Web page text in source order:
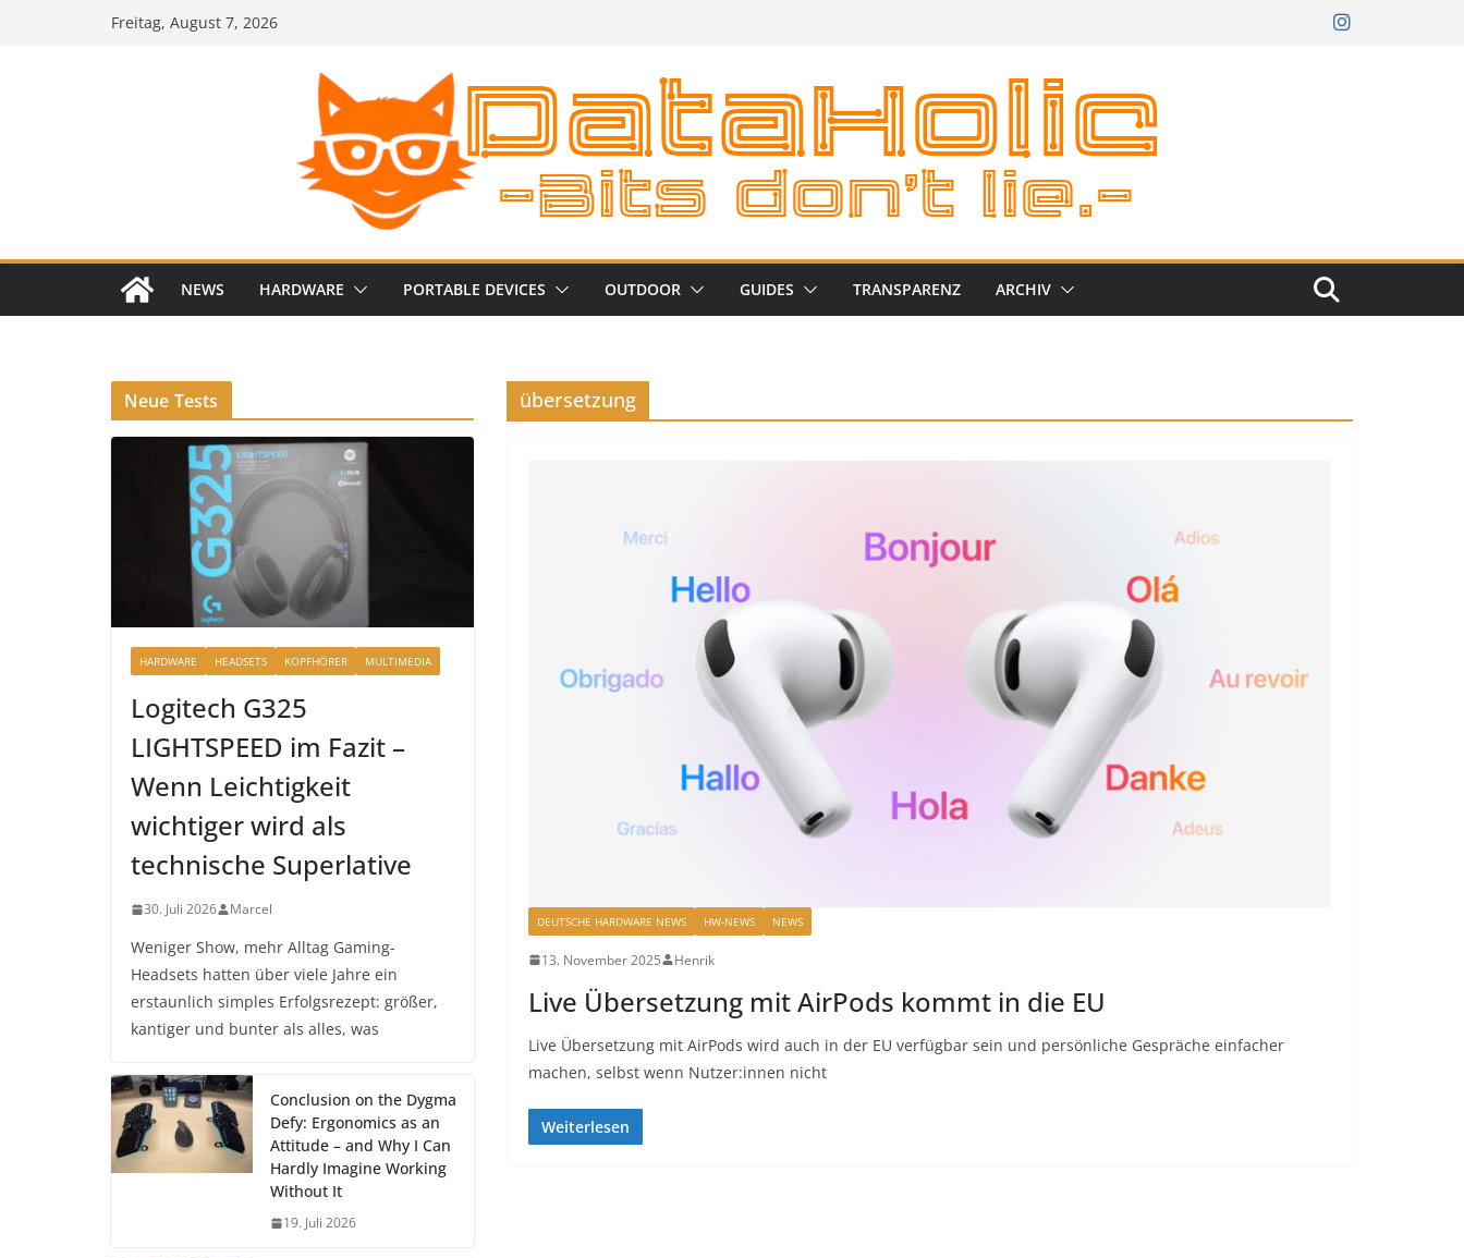
Freitag, August 7, 2026
NEWS HARDWARE PORTABLE DEVICES OUTDOOR GUIDES TRANSPARENZ ARCHIV
übersetzung
DEUTSCHE HARDWARE NEWS HW-NEWS NEWS
13. November 2025 Henrik
Live Übersetzung mit AirPods kommt in die EU
Live Übersetzung mit AirPods wird auch in der EU verfügbar sein und persönliche Gespräche einfacher
machen, selbst wenn Nutzer:innen nicht
Weiterlesen
Neue Tests
HARDWARE HEADSETS KOPFHÖRER MULTIMEDIA
Logitech G325
LIGHTSPEED im Fazit –
Wenn Leichtigkeit
wichtiger wird als
technische Superlative
30. Juli 2026 Marcel
Weniger Show, mehr Alltag Gaming-
Headsets hatten über viele Jahre ein
erstaunlich simples Erfolgsrezept: größer,
kantiger und bunter als alles, was
Conclusion on the Dygma
Defy: Ergonomics as an
Attitude – and Why I Can
Hardly Imagine Working
Without It
19. Juli 2026